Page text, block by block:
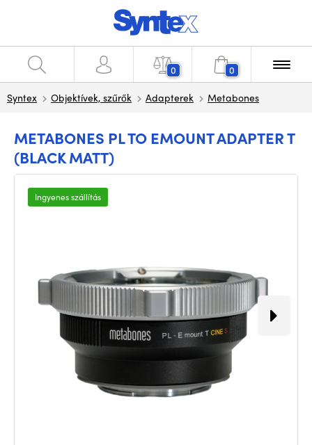
0 0
Syntex Objektívek, szűrők Adapterek Metabones
METABONES PL TO EMOUNT ADAPTER T
(BLACK MATT)
Ingyenes szállítás